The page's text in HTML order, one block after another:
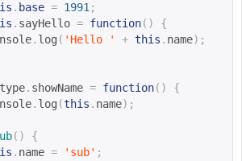
. base = 1991 ;
. sayHello = function()
{
. log ( 'Hello ' + this . name);
. showName = function()
{
. log (this . name);
()
{
. name = 'sub' ;